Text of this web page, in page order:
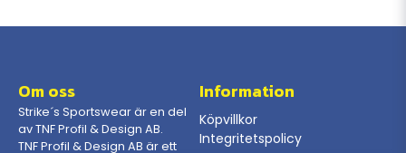
Om oss
Strike´s Sportswear är en del
av TNF Profil & Design AB.
TNF Profil & Design AB är ett
Information
Köpvillkor
Integritetspolicy